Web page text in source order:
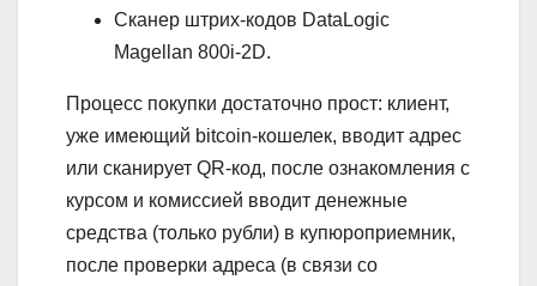
Сканер штрих-кодов DataLogic
Magellan 800i-2D.
Процесс покупки достаточно прост: клиент,
уже имеющий bitcoin-кошелек, вводит адрес
или сканирует QR-код, после ознакомления с
курсом и комиссией вводит денежные
средства (только рубли) в купюроприемник,
после проверки адреса (в связи со